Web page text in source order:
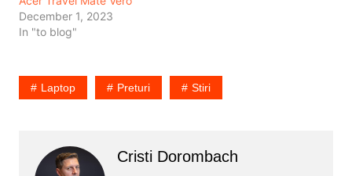
December 1, 2023
In "to blog"
Laptop Preturi Stiri
Cristi Dorombach